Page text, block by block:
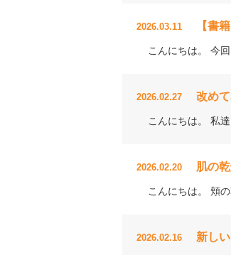
2026.03.11 【書
こんにちは。 今回
2026.02.27 改め
こんにちは。 私達
2026.02.20 肌の
こんにちは。 頬の
2026.02.16 新し